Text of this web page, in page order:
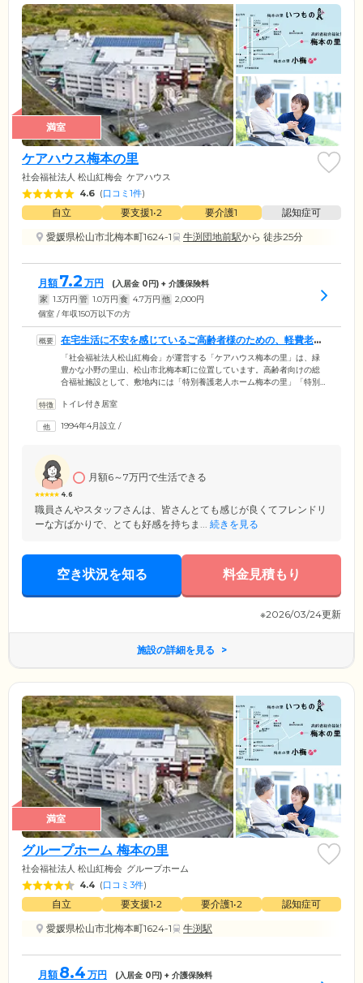
満室
ケアハウス梅本の里
社会福祉法人 松山紅梅会 ケアハウス
4.6 (口コミ1件)
自立 要支援1•2 要介護1
認知症可
愛媛県松山市北梅本町1624-1
牛渕団地前駅から 徒歩25分
月額 7.2 万円 (入居金 0円) + 介護保険料
家 1.3万円 管 1.0万円 食 4.7万円 他 2,000円
個室 / 年収150万以下の方
在宅生活に不安を感じているご高齢者様のための、軽費老人
ホームです
「社会福祉法人松山紅梅会」が運営する「ケアハウス梅本の里」は、緑
豊かな小野の里山、松山市北梅本町に位置しています。高齢者向けの総
合福祉施設として、敷地内には「特別養護老人ホーム梅本の里」「特別
設。現在ご家族様と離れてひとり暮らしをされている方など在宅生活に
みなさまの安心・安全を第一に考えたサポートを行っています。全30室
トイレ付き居室
1994年4月設立 /
4.6
月額6～7万円で生活できる
職員さんやスタッフさんは、皆さんとても感じが良くてフレンドリ
ーな方ばかりで、とても好感を持ちま... 続きを見る
空き状況を知る 料金見積もり
※2026/03/24更新
施設の詳細を見る
満室
グループホーム 梅本の里
社会福祉法人 松山紅梅会 グループホーム
4.4 (口コミ3件)
自立 要支援1•2 要介護1•2
認知症可
愛媛県松山市北梅本町1624-1
牛渕駅
月額 8.4 万円 (入居金 0円) + 介護保険料